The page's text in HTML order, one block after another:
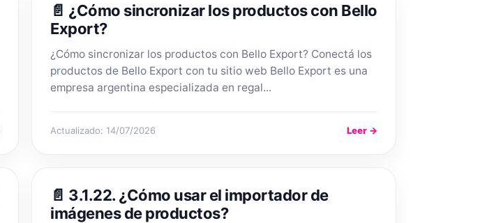
📄 ¿Cómo sincronizar los productos con Bello
Export?
¿Cómo sincronizar los productos con Bello Export? Conectá los
productos de Bello Export con tu sitio web Bello Export es una
empresa argentina especializada en regal...
Actualizado: 14/07/2026 Leer →
📄 3.1.22. ¿Cómo usar el importador de
imágenes de productos?